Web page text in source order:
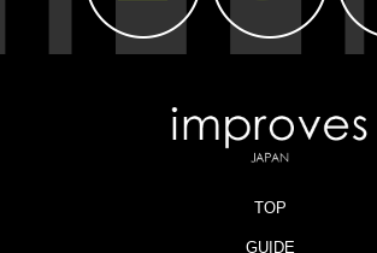
TOP
GUIDE